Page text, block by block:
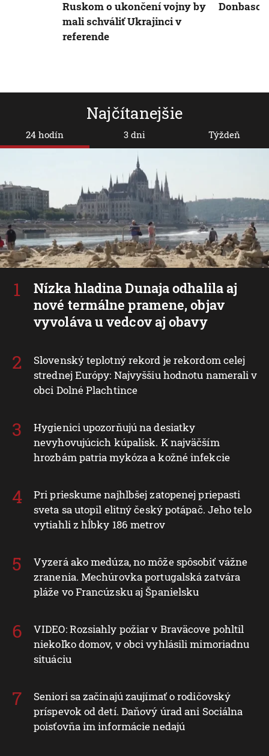
Najčítanejšie
24 hodín
Nízka hladina Dunaja odhalila aj
nové termálne pramene, objav
vyvoláva u vedcov aj obavy
Slovenský teplotný rekord je rekordom celej
strednej Európy: Najvyššiu hodnotu namerali v
obci Dolné Plachtince
Hygienici upozorňujú na desiatky
nevyhovujúcich kúpalísk. K najväčším
hrozbám patria mykóza a kožné infekcie
Pri prieskume najhlbšej zatopenej priepasti
sveta sa utopil elitný český potápač. Jeho telo
vytiahli z hĺbky 186 metrov
Vyzerá ako medúza, no môže spôsobiť vážne
zranenia. Mechúrovka portugalská zatvára
pláže vo Francúzsku aj Španielsku
VIDEO: Rozsiahly požiar v Braväcove pohltil
niekoľko domov, v obci vyhlásili mimoriadnu
situáciu
Seniori sa začínajú zaujímať o rodičovský
príspevok od detí. Daňový úrad ani Sociálna
poisťovňa im informácie nedajú
3 dni Týždeň
Ruskom o ukončení vojny by
mali schváliť Ukrajinci v
referende